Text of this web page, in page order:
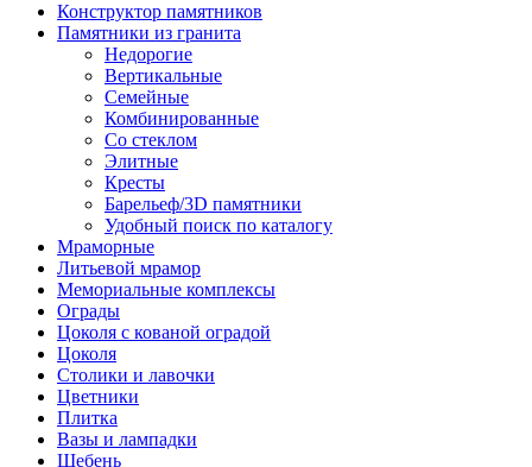
Конструктор памятников
Памятники из гранита
Недорогие
Вертикальные
Семейные
Комбинированные
Со стеклом
Элитные
Кресты
Барельеф/3D памятники
Удобный поиск по каталогу
Мраморные
Литьевой мрамор
Мемориальные комплексы
Ограды
Цоколя с кованой оградой
Цоколя
Столики и лавочки
Цветники
Плитка
Вазы и лампадки
Щебень